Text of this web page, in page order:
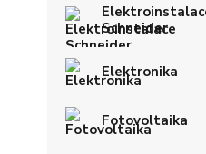
Schneider
Elektronika
Fotovoltaika